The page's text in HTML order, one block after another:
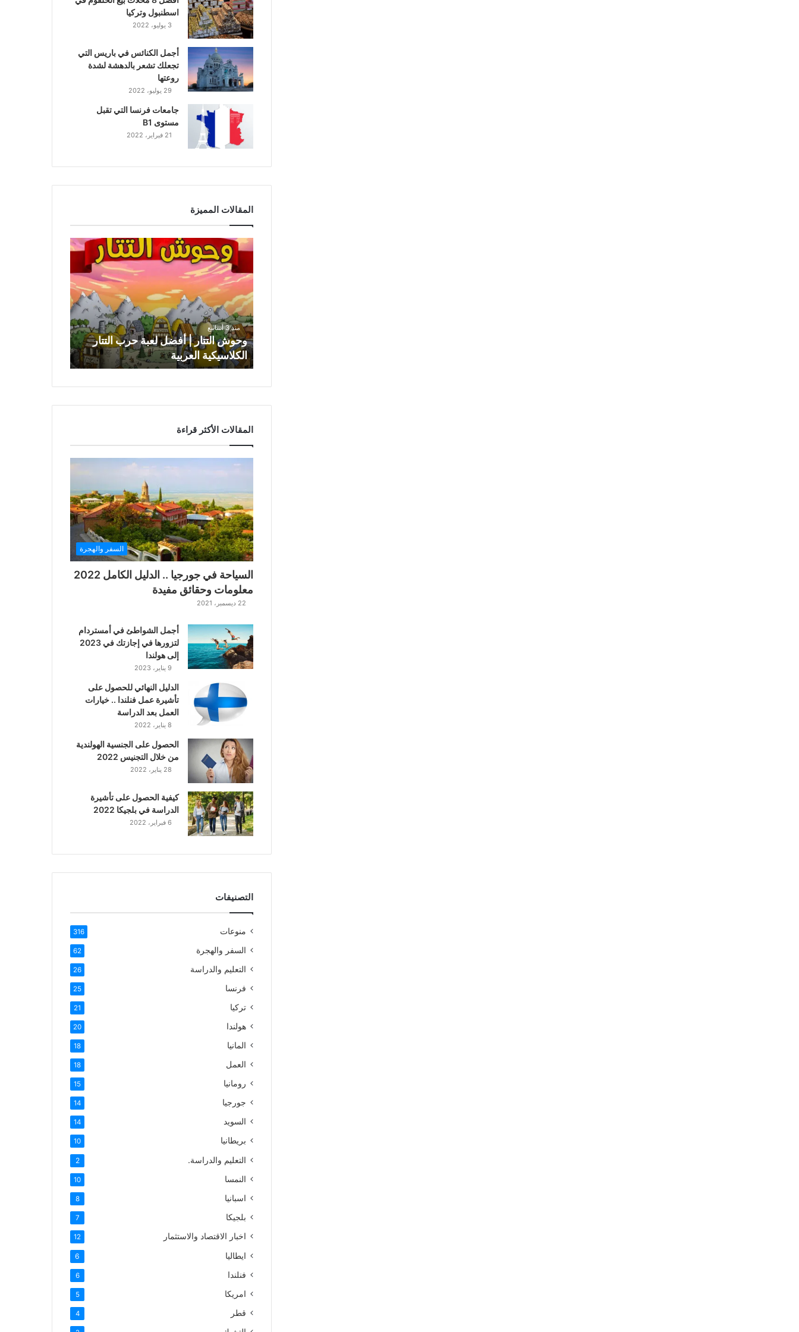
اسطنبول وتركيا
3 يوليو، 2022
أجمل الكنائس في باريس التي
تجعلك تشعر بالدهشة لشدة
روعتها
29 يوليو، 2022
جامعات فرنسا التي تقبل
مستوى B1
21 فبراير، 2022
المقالات المميزة
و
ش
ا
ت
ت
ا
ر
|
ض
ل
ع
ب
ر
ب
ا
ل
ت
ت
ا
ر
ا
ل
ا
س
ي
ع
ر
ب
ي
ة
منذ 3 أسابيع
وحوش التتار | أفضل لعبة حرب التتار
الكلاسيكية العربية
المقالات الأكثر قراءة
السفر والهجرة
السياحة في جورجيا .. الدليل الكامل 2022
معلومات وحقائق مفيدة
22 ديسمبر، 2021
أجمل الشواطئ في أمستردام
لتزورها في إجازتك في 2023
إلى هولندا
9 يناير، 2023
الدليل النهائي للحصول على
تأشيرة عمل فنلندا .. خيارات
العمل بعد الدراسة
8 يناير، 2022
الحصول على الجنسية الهولندية
من خلال التجنيس 2022
28 يناير، 2022
كيفية الحصول على تأشيرة
الدراسة في بلجيكا 2022
6 فبراير، 2022
التصنيفات
منوعات 316
السفر والهجرة 62
التعليم والدراسة 26
فرنسا 25
تركيا 21
هولندا 20
المانيا 18
العمل 18
رومانيا 15
جورجيا 14
السويد 14
بريطانيا 10
التعليم والدراسة. 2
النمسا 10
اسبانيا 8
بلجيكا 7
اخبار الاقتصاد والاستثمار 12
ايطاليا 6
فنلندا 6
امريكا 5
قطر 4